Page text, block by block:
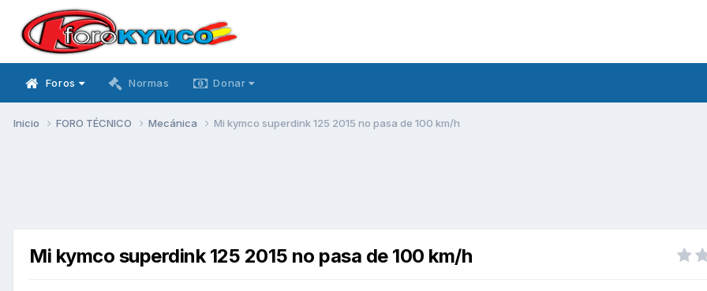
Foros Normas Donar
Inicio FORO TÉCNICO Mecánica Mi kymco superdink 125 2015 no pasa de 100 km/h
Mi kymco superdink 125 2015 no pasa de 100 km/h